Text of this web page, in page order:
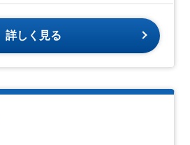
詳しく見る